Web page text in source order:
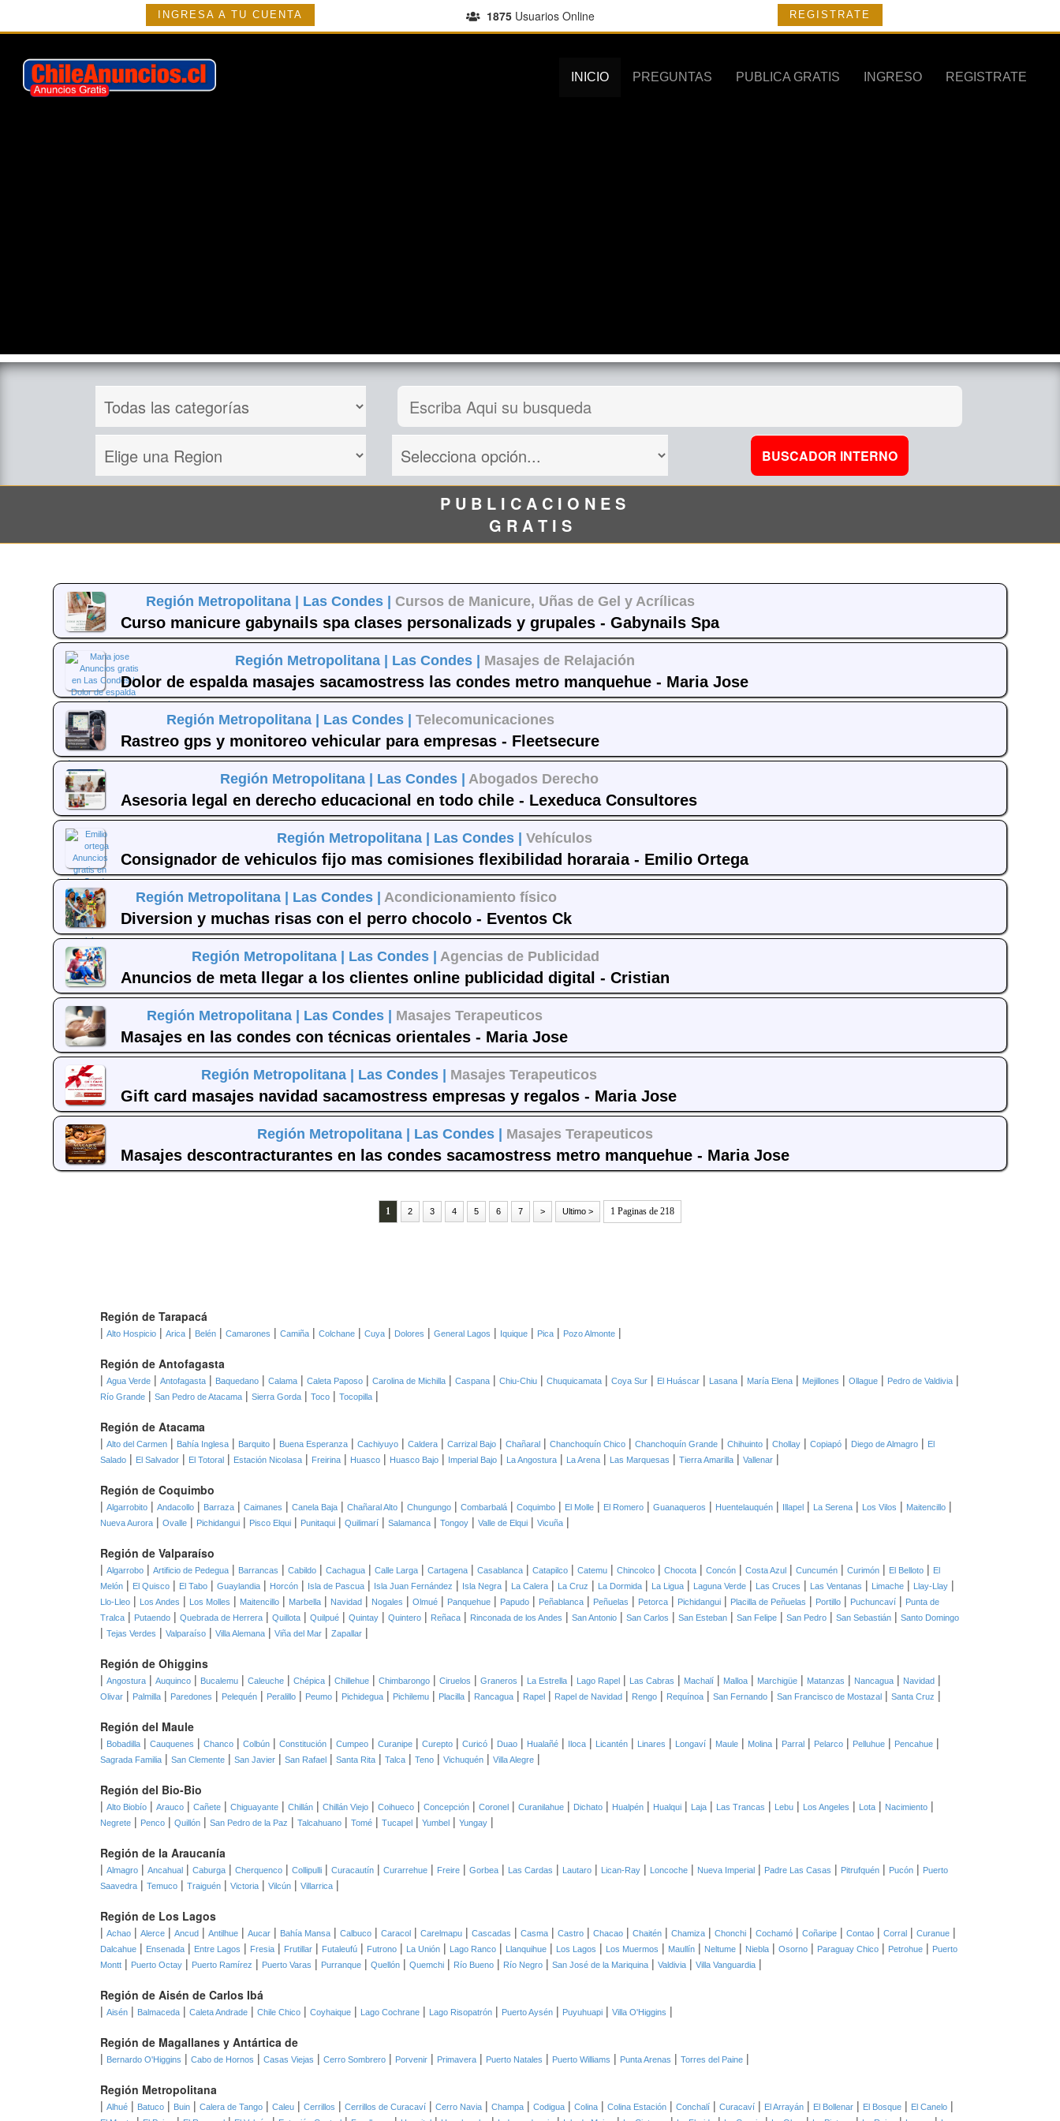
INGRESA A TU CUENTA 1875Usuarios Online REGISTRATE
INICIO PREGUNTAS PUBLICA GRATIS INGRESO REGISTRATE
P U B L I C A C I O N E S
G R A T I S
Región Metropolitana | Las Condes | Cursos de Manicure, Uñas de Gel y Acrílicas
Curso manicure gabynails spa clases personalizads y grupales - Gabynails Spa
Región Metropolitana | Las Condes | Masajes de Relajación
Dolor de espalda masajes sacamostress las condes metro manquehue - Maria Jose
Región Metropolitana | Las Condes | Telecomunicaciones
Rastreo gps y monitoreo vehicular para empresas - Fleetsecure
Región Metropolitana | Las Condes | Abogados Derecho
Asesoria legal en derecho educacional en todo chile - Lexeduca Consultores
Región Metropolitana | Las Condes |Vehículos
Consignador de vehiculos fijo mas comisiones flexibilidad horaraia - Emilio Ortega
Región Metropolitana | Las Condes |Acondicionamiento físico
Diversion y muchas risas con el perro chocolo - Eventos Ck
Región Metropolitana | Las Condes | Agencias de Publicidad
Anuncios de meta llegar a los clientes online publicidad digital - Cristian
Región Metropolitana | Las Condes | Masajes Terapeuticos
Masajes en las condes con técnicas orientales - Maria Jose
Región Metropolitana | Las Condes | Masajes Terapeuticos
Gift card masajes navidad sacamostress empresas y regalos - Maria Jose
Región Metropolitana | Las Condes | Masajes Terapeuticos
Masajes descontracturantes en las condes sacamostress metro manquehue - Maria Jose
1 2 3 4 5 6 7 > Ultimo > 1 Paginas de 218
Región de Tarapacá
| Alto Hospicio | Arica | Belén | Camarones | Camiña | Colchane | Cuya | Dolores | General Lagos | Iquique | Pica | Pozo Almonte |
Región de Antofagasta
| Agua Verde | Antofagasta | Baquedano | Calama | Caleta Paposo | Carolina de Michilla | Caspana | Chiu-Chiu | Chuquicamata | Coya Sur | El Huáscar | Lasana | María Elena | Mejillones | Ollague | Pedro de Valdivia |
Río Grande | San Pedro de Atacama | Sierra Gorda | Toco | Tocopilla |
Región de Atacama
| Alto del Carmen | Bahía Inglesa | Barquito | Buena Esperanza | Cachiyuyo | Caldera | Carrizal Bajo | Chañaral | Chanchoquín Chico | Chanchoquín Grande | Chihuinto | Chollay | Copiapó | Diego de Almagro | El
Salado | El Salvador | El Totoral | Estación Nicolasa | Freirina | Huasco | Huasco Bajo | Imperial Bajo | La Angostura | La Arena | Las Marquesas | Tierra Amarilla | Vallenar |
Región de Coquimbo
| Algarrobito | Andacollo | Barraza | Caimanes | Canela Baja | Chañaral Alto | Chungungo | Combarbalá | Coquimbo | El Molle | El Romero | Guanaqueros | Huentelauquén | Illapel | La Serena | Los Vilos | Maitencillo |
Nueva Aurora | Ovalle | Pichidangui | Pisco Elqui | Punitaqui | Quilimarí | Salamanca | Tongoy | Valle de Elqui | Vicuña |
Región de Valparaíso
| Algarrobo | Artificio de Pedegua | Barrancas | Cabildo | Cachagua | Calle Larga | Cartagena | Casablanca | Catapilco | Catemu | Chincolco | Chocota | Concón | Costa Azul | Cuncumén | Curimón | El Belloto | El
Melón | El Quisco | El Tabo | Guaylandia | Horcón | Isla de Pascua | Isla Juan Fernández | Isla Negra | La Calera | La Cruz | La Dormida | La Ligua | Laguna Verde | Las Cruces | Las Ventanas | Limache | Llay-Llay |
Llo-Lleo | Los Andes | Los Molles | Maitencillo | Marbella | Navidad | Nogales | Olmué | Panquehue | Papudo | Peñablanca | Peñuelas | Petorca | Pichidangui | Placilla de Peñuelas | Portillo | Puchuncaví | Punta de
Tralca | Putaendo | Quebrada de Herrera | Quillota | Quilpué | Quintay | Quintero | Reñaca | Rinconada de los Andes | San Antonio | San Carlos | San Esteban | San Felipe | San Pedro | San Sebastián | Santo Domingo
| Tejas Verdes | Valparaíso | Villa Alemana | Viña del Mar | Zapallar |
Región de Ohiggins
| Angostura | Auquinco | Bucalemu | Caleuche | Chépica | Chillehue | Chimbarongo | Ciruelos | Graneros | La Estrella | Lago Rapel | Las Cabras | Machalí | Malloa | Marchigüe | Matanzas | Nancagua | Navidad |
Olivar | Palmilla | Paredones | Pelequén | Peralillo | Peumo | Pichidegua | Pichilemu | Placilla | Rancagua | Rapel | Rapel de Navidad | Rengo | Requínoa | San Fernando | San Francisco de Mostazal | Santa Cruz |
Región del Maule
| Bobadilla | Cauquenes | Chanco | Colbún | Constitución | Cumpeo | Curanipe | Curepto | Curicó | Duao | Hualañé | Iloca | Licantén | Linares | Longaví | Maule | Molina | Parral | Pelarco | Pelluhue | Pencahue |
Sagrada Familia | San Clemente | San Javier | San Rafael | Santa Rita | Talca | Teno | Vichuquén | Villa Alegre |
Región del Bio-Bio
| Alto Biobío | Arauco | Cañete | Chiguayante | Chillán | Chillán Viejo | Coihueco | Concepción | Coronel | Curanilahue | Dichato | Hualpén | Hualqui | Laja | Las Trancas | Lebu | Los Angeles | Lota | Nacimiento |
Negrete | Penco | Quillón | San Pedro de la Paz | Talcahuano | Tomé | Tucapel | Yumbel | Yungay |
Región de la Araucanía
| Almagro | Ancahual | Caburga | Cherquenco | Collipulli | Curacautín | Curarrehue | Freire | Gorbea | Las Cardas | Lautaro | Lican-Ray | Loncoche | Nueva Imperial | Padre Las Casas | Pitrufquén | Pucón | Puerto
Saavedra | Temuco | Traiguén | Victoria | Vilcún | Villarrica |
Región de Los Lagos
| Achao | Alerce | Ancud | Antilhue | Aucar | Bahía Mansa | Calbuco | Caracol | Carelmapu | Cascadas | Casma | Castro | Chacao | Chaitén | Chamiza | Chonchi | Cochamó | Coñaripe | Contao | Corral | Curanue |
Dalcahue | Ensenada | Entre Lagos | Fresia | Frutillar | Futaleufú | Futrono | La Unión | Lago Ranco | Llanquihue | Los Lagos | Los Muermos | Maullín | Neltume | Niebla | Osorno | Paraguay Chico | Petrohue | Puerto
Montt | Puerto Octay | Puerto Ramírez | Puerto Varas | Purranque | Quellón | Quemchi | Río Bueno | Río Negro | San José de la Mariquina | Valdivia | Villa Vanguardia |
Región de Aisén de Carlos Ibá
| Aisén | Balmaceda | Caleta Andrade | Chile Chico | Coyhaique | Lago Cochrane | Lago Risopatrón | Puerto Aysén | Puyuhuapi | Villa O'Higgins |
Región de Magallanes y Antártica de
| Bernardo O'Higgins | Cabo de Hornos | Casas Viejas | Cerro Sombrero | Porvenir | Primavera | Puerto Natales | Puerto Williams | Punta Arenas | Torres del Paine |
Región Metropolitana
| Alhué | Batuco | Buin | Calera de Tango | Caleu | Cerrillos | Cerrillos de Curacaví | Cerro Navia | Champa | Codigua | Colina | Colina Estación | Conchalí | Curacaví | El Arrayán | El Bollenar | El Bosque | El Canelo |